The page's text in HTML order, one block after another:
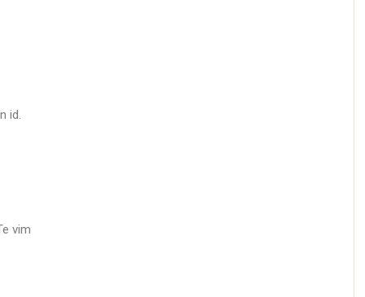
id.
vim